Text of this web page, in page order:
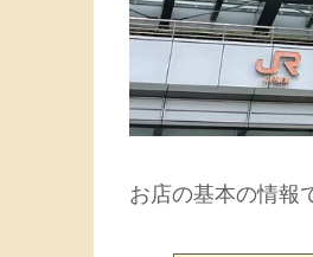
お店の基本の情報